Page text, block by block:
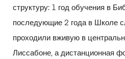
структуру: 1 год обучения в
последующие 2 года в Школе
проходили вживую в
Лиссабоне, а дистанционная